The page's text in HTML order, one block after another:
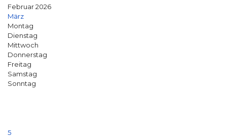
Februar 2026
März
Montag
Dienstag
Mittwoch
Donnerstag
Freitag
Samstag
Sonntag
5